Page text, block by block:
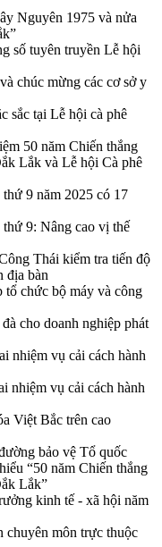
Nguyên 1975 và nửa
số tuyên truyền Lễ hội
chúc mừng các cơ sở y
sắc tại Lễ hội cà phê
50 năm Chiến thắng
Lắk và Lễ hội Cà phê
9 năm 2025 có 17
9: Nâng cao vị thế
Thái kiểm tra tiến độ
địa bàn
tổ chức bộ máy và công
cho doanh nghiệp phát
nhiệm vụ cải cách hành
nhiệm vụ cải cách hành
Việt Bắc trên cao
bảo vệ Tổ quốc
“50 năm Chiến thắng
Lắk”
kinh tế - xã hội năm
chuyên môn trực thuộc